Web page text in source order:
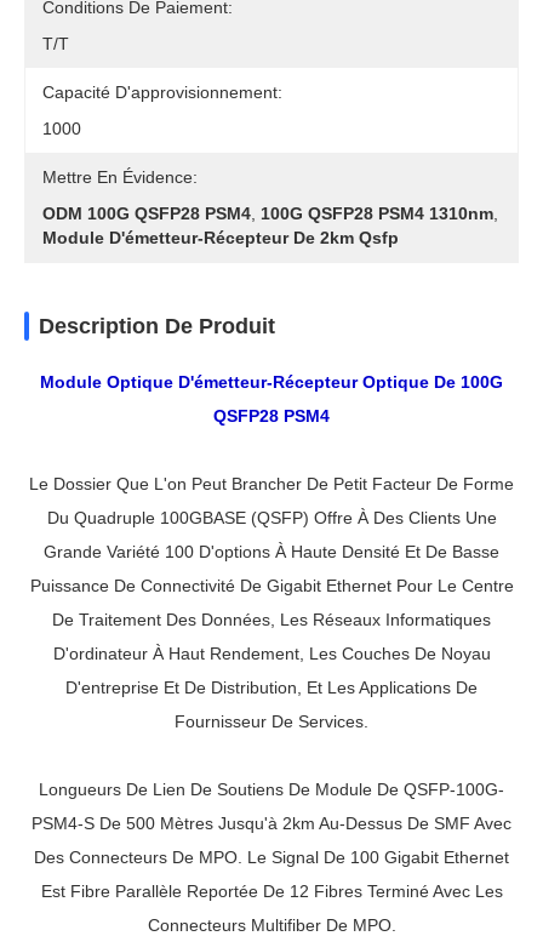
Conditions De Paiement:
T/T
Capacité D'approvisionnement:
1000
Mettre En Évidence:
ODM 100G QSFP28 PSM4 100G QSFP28 PSM4 1310nm
Module D'émetteur-Récepteur De 2km Qsfp
Description De Produit
Module Optique D'émetteur-Récepteur Optique De 100G
QSFP28 PSM4
Le Dossier Que L'on Peut Brancher De Petit Facteur De Forme
Du Quadruple 100GBASE (QSFP) Offre À Des Clients Une
Grande Variété 100 D'options À Haute Densité Et De Basse
Puissance De Connectivité De Gigabit Ethernet Pour Le Centre
De Traitement Des Données, Les Réseaux Informatiques
D'ordinateur À Haut Rendement, Les Couches De Noyau
D'entreprise Et De Distribution, Et Les Applications De
Fournisseur De Services.
Longueurs De Lien De Soutiens De Module De QSFP-100G-
PSM4-S De 500 Mètres Jusqu'à 2km Au-Dessus De SMF Avec
Des Connecteurs De MPO. Le Signal De 100 Gigabit Ethernet
Est Fibre Parallèle Reportée De 12 Fibres Terminé Avec Les
Connecteurs Multifiber De MPO.